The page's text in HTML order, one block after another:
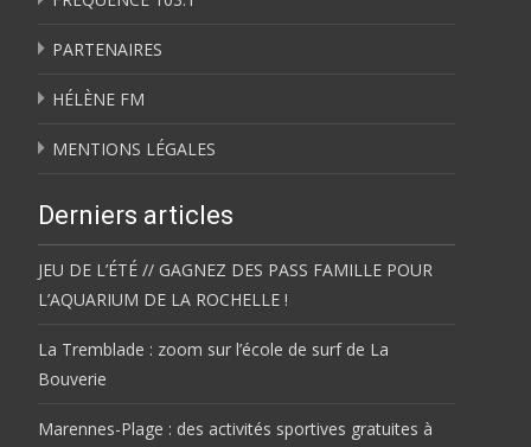
PARTENAIRES
HÉLÈNE FM
MENTIONS LÉGALES
Derniers articles
JEU DE L’ÉTÉ // GAGNEZ DES PASS FAMILLE POUR
L’AQUARIUM DE LA ROCHELLE !
La Tremblade : zoom sur l’école de surf de La
Bouverie
Marennes-Plage : des activités sportives gratuites à